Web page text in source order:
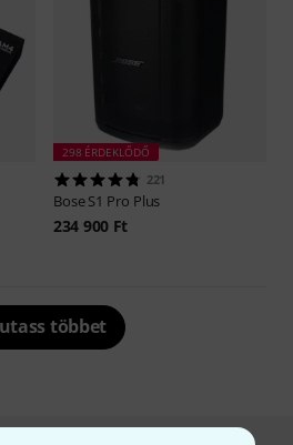
298 ÉRDEKLŐDŐ
221
BoseS1 Pro Plus
234 900 Ft
többet